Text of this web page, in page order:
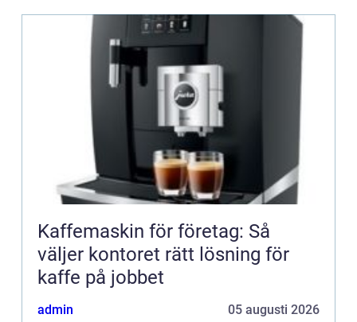
Kaffemaskin för företag: Så
väljer kontoret rätt lösning för
kaffe på jobbet
admin 05 augusti 2026